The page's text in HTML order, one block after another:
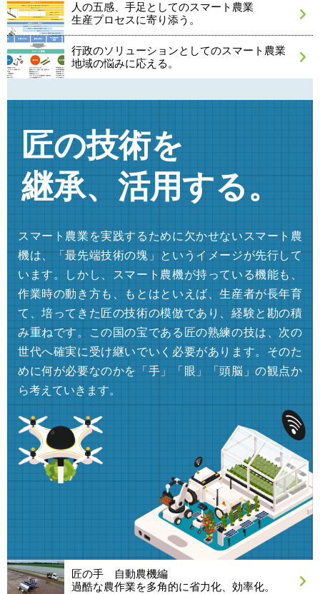
人の五感、手足としてのスマート農業
生産プロセスに寄り添う。
行政のソリューションとしてのスマート農業
地域の悩みに応える。
匠の技術を
継承、活用する。
スマート農業を実践するために欠かせないスマート農
機は、「最先端技術の塊」というイメージが先行して
います。しかし、スマート農機が持っている機能も、
作業時の動き方も、もとはといえば、生産者が長年育
て、培ってきた匠の技術の模倣であり、経験と勘の積
み重ねです。この国の宝である匠の熟練の技は、次の
世代へ確実に受け継いでいく必要があります。そのた
めに何が必要なのかを「手」「眼」「頭脳」の観点か
ら考えていきます。
匠の手 自動農機編
過酷な農作業を多角的に省力化、効率化。